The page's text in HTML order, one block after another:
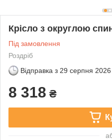
Крісло з округлою
Під замовлення
Роздріб
Відправка з 29 серпня 2026
8 318 ₴